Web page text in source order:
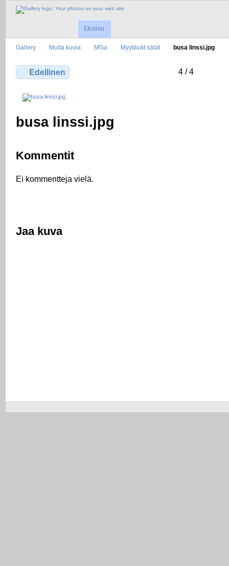
Etusivu
Gallery Muita kuvia MGa Myytävät sälät busa linssi.jpg
Edellinen 4 / 4
busa linssi.jpg
Kommentit
Ei kommentteja vielä.
Jaa kuva